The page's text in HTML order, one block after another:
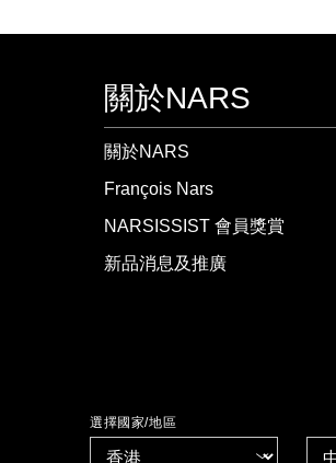
關於NARS
關於NARS
François Nars
NARSISSIST 會員獎賞
新品消息及推廣
選擇國家/地區